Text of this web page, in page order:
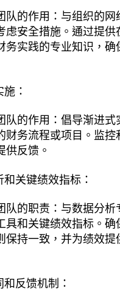
队的作用：与组织的网
虑安全措施。通过提供
务实践的专业知识，确
：
队的作用：倡导渐进式
财务流程或项目。监控
供反馈。
关键绩效指标：
队的职责：与数据分析
具和关键绩效指标。
保持一致，并为绩效提
反馈机制：